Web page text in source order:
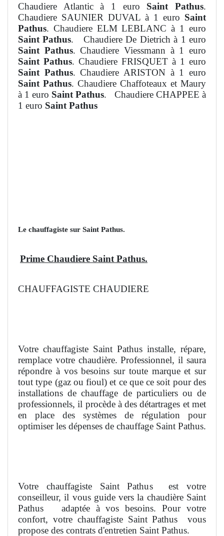
Chaudiere Atlantic à 1 euro Saint Pathus.
Chaudiere SAUNIER DUVAL à 1 euro Saint
Pathus. Chaudiere ELM LEBLANC à 1 euro
Saint Pathus. Chaudiere De Dietrich à 1 euro
Saint Pathus. Chaudiere Viessmann à 1 euro
Saint Pathus. Chaudiere FRISQUET à 1 euro
Saint Pathus. Chaudiere ARISTON à 1 euro
Saint Pathus. Chaudiere Chaffoteaux et Maury
à 1 euro Saint Pathus. Chaudiere CHAPPEE à
1 euro Saint Pathus
Le chauffagiste sur Saint Pathus.
Prime Chaudiere Saint Pathus.
CHAUFFAGISTE CHAUDIERE
Votre chauffagiste Saint Pathus installe, répare,
remplace votre chaudière. Professionnel, il saura
répondre à vos besoins sur toute marque et sur
tout type (gaz ou fioul) et ce que ce soit pour des
installations de chauffage de particuliers ou de
professionnels, il procède à des détartrages et met
en place des systèmes de régulation pour
optimiser les dépenses de chauffage Saint Pathus.
Votre chauffagiste Saint Pathus
est votre
conseilleur, il vous guide vers la chaudière Saint
Pathus
adaptée à vos besoins. Pour votre
confort, votre chauffagiste Saint Pathus
vous
propose des contrats d'entretien Saint Pathus.